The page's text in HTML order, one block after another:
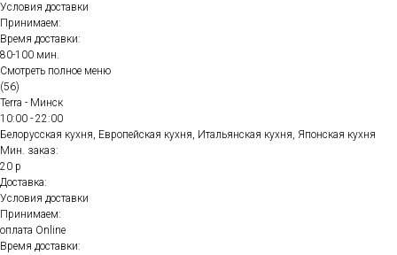
Условия доставки
Принимаем:
Время доставки:
80-100 мин.
Смотреть полное меню
(56)
Terra - Минск
10:00 - 22:00
Белорусская кухня, Европейская кухня, Итальянская кухня, Японская кухня
Мин. заказ:
20 р
Доставка:
Условия доставки
Принимаем:
оплата Online
Время доставки: